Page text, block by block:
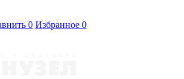
0 Избранное 0